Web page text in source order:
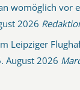
womöglich vor
2026
Leipziger
August 2026